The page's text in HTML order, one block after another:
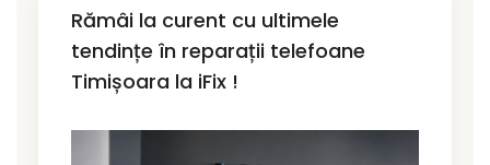
Rămâi la curent cu ultimele
tendințe în reparații telefoane
Timișoara la iFix !